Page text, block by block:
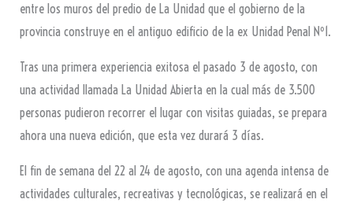
entre los muros del predio de La Unidad que el gobierno de la
provincia construye en el antiguo edificio de la ex Unidad Penal Nº1.
Tras una primera experiencia exitosa el pasado 3 de agosto, con
una actividad llamada La Unidad Abierta en la cual más de 3.500
personas pudieron recorrer el lugar con visitas guiadas, se prepara
ahora una nueva edición, que esta vez durará 3 días.
El fin de semana del 22 al 24 de agosto, con una agenda intensa de
actividades culturales, recreativas y tecnológicas, se realizará en el